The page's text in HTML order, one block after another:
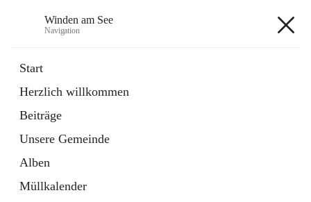
Winden am See
Navigation
Start
Herzlich willkommen
Beiträge
Unsere Gemeinde
Alben
Müllkalender
Externe Webseite
in
Tab
Bebauungsplan
öffnet
in
neuem
Tab